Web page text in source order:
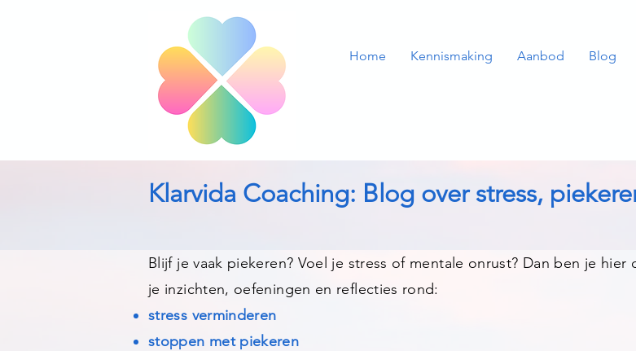
Home Kennismaking Aanbod Blog
Klarvida Coaching: Blog over stress,
Blijf je vaak piekeren? Voel je stress of mentale onrust? Dan ben je
je inzichten, oefeningen en reflecties rond:
stress verminderen
stoppen met piekeren